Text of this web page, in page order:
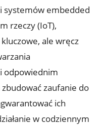
systemów embedded
rzeczy (IoT),
ale wręcz
odpowiednim
zaufanie do
ich
w codziennym